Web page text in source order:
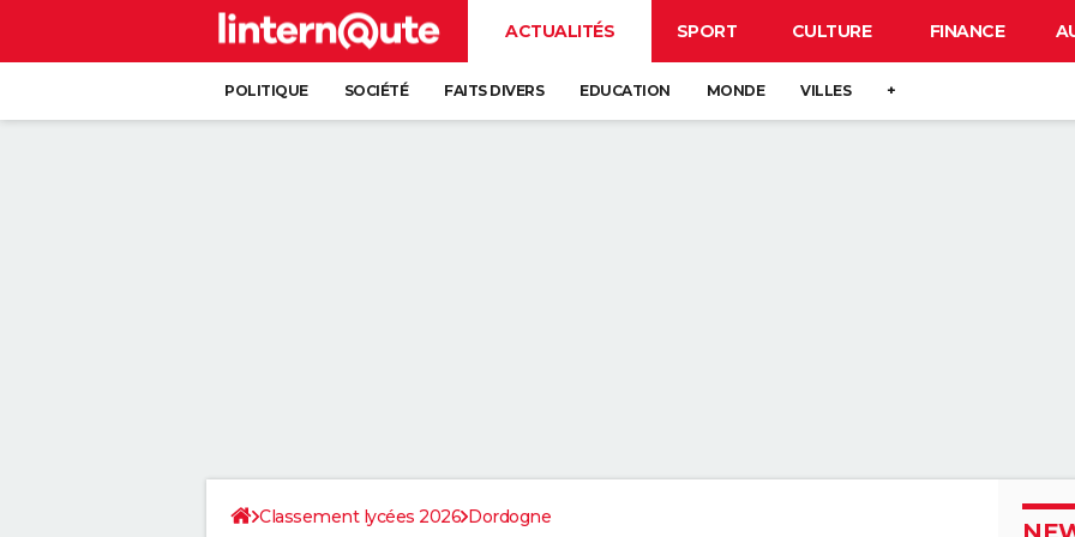
ACTUALITÉS SPORT CULTURE FINANCE
POLITIQUE SOCIÉTÉ FAITS DIVERS EDUCATION MONDE VILLES +
Classement lycées 2026 Dordogne